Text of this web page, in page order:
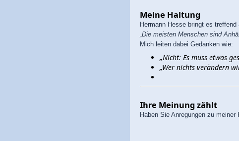
Meine Haltung
Hermann Hesse bringt es
„Die meisten Menschen sind
Mich leiten dabei Gedanken wie:
„Nicht: Es muss etwas
„Wer nichts verändern
Ihre Meinung zählt
Haben Sie Anregungen zu